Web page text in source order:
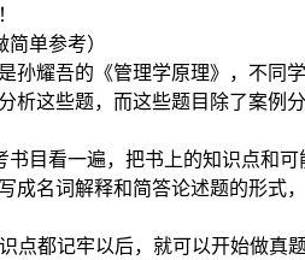
单参考）
孙耀吾的《管理学原理》，不
析这些题，而这些题目除了案例
目看一遍，把书上的知识点和
成名词解释和简答论述题的形式
点都记牢以后，就可以开始做